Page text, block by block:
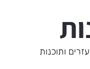
עזרים ותוכנות